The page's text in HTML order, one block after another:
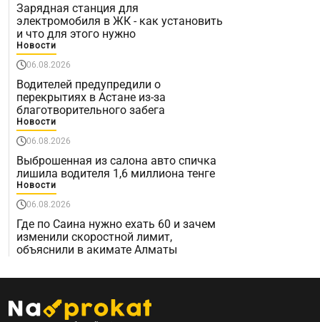
Зарядная станция для
электромобиля в ЖК - как установить
и что для этого нужно
Новости
06.08.2026
Водителей предупредили о
перекрытиях в Астане из-за
благотворительного забега
Новости
06.08.2026
Выброшенная из салона авто спичка
лишила водителя 1,6 миллиона тенге
Новости
06.08.2026
Где по Саина нужно ехать 60 и зачем
изменили скоростной лимит,
объяснили в акимате Алматы